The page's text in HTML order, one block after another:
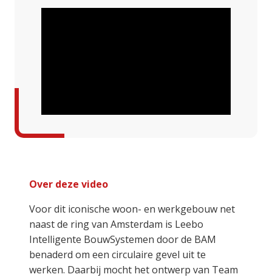
Over deze video
Voor dit iconische woon- en werkgebouw net
naast de ring van Amsterdam is Leebo
Intelligente BouwSystemen door de BAM
benaderd om een circulaire gevel uit te
werken. Daarbij mocht het ontwerp van Team